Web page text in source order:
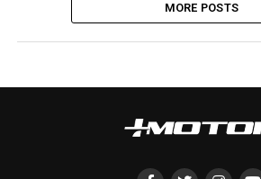
MORE POSTS